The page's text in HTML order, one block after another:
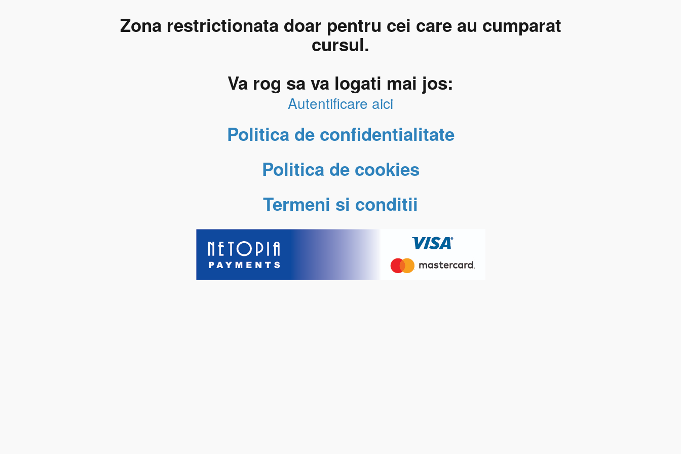
Zona restrictionata doar pentru cei care au cumparat
cursul.
Va rog sa va logati mai jos:
Autentificare aici
Politica de confidentialitate
Politica de cookies
Termeni si conditii